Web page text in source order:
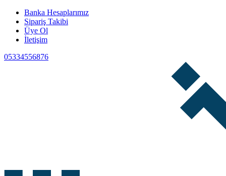
Banka Hesaplarımız
Sipariş Takibi
Üye Ol
İletişim
05334556876